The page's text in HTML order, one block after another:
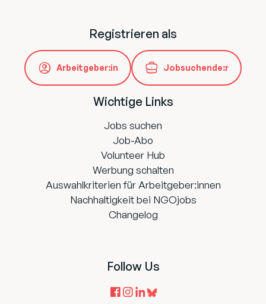
Registrieren als
Arbeitgeber:in Jobsuchende:r
Wichtige Links
Jobs suchen
Job-Abo
Volunteer Hub
Werbung schalten
Auswahlkriterien für Arbeitgeber:innen
Nachhaltigkeit bei NGOjobs
Changelog
Follow Us